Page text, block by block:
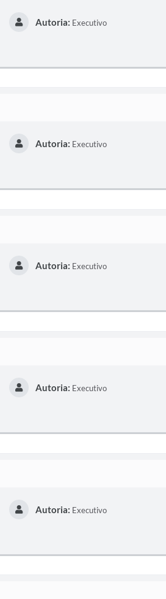
Autoria: Executivo
Autoria: Executivo
Autoria: Executivo
Autoria: Executivo
Autoria: Executivo